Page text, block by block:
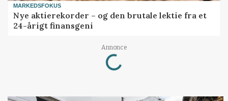
MARKEDSFOKUS
Nye aktierekorder – og den brutale lektie fra et
24-årigt finansgeni
Annonce
Loading...